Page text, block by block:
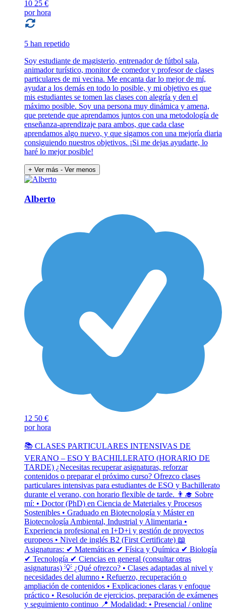
10 25 €
por hora
5 han repetido
Soy estudiante de magisterio, entrenador de fútbol sala,
animador turístico, monitor de comedor y profesor de clases
particulares de mi vecina. Me encanta dar lo mejor de mí,
ayudar a los demás en todo lo posible, y mi objetivo es que
mis estudiantes se tomen las clases con alegría y den el
máximo posible. Soy una persona muy dinámica y amena,
que pretende que aprendamos juntos con una metodología de
enseñanza-aprendizaje para ambos, que cada clase
aprendamos algo nuevo, y que sigamos con una mejoría diaria
consiguiendo nuestros objetivos. ¡Si me dejas ayudarte, lo
haré lo mejor posible!
+ Ver más - Ver menos
Alberto
12 50 €
por hora
📚 CLASES PARTICULARES INTENSIVAS DE
VERANO – ESO Y BACHILLERATO (HORARIO DE
TARDE) ¿Necesitas recuperar asignaturas, reforzar
contenidos o preparar el próximo curso? Ofrezco clases
particulares intensivas para estudiantes de ESO y Bachillerato
durante el verano, con horario flexible de tarde. 👨‍🎓 Sobre
mí: • Doctor (PhD) en Ciencia de Materiales y Procesos
Sostenibles • Graduado en Biotecnología y Máster en
Biotecnología Ambiental, Industrial y Alimentaria •
Experiencia profesional en I+D+i y gestión de proyectos
europeos • Nivel de inglés B2 (First Certificate) 📖
Asignaturas: ✔ Matemáticas ✔ Física y Química ✔ Biología
✔ Tecnología ✔ Ciencias en general (consultar otras
asignaturas) 💡 ¿Qué ofrezco? • Clases adaptadas al nivel y
necesidades del alumno • Refuerzo, recuperación o
ampliación de contenidos • Explicaciones claras y enfoque
práctico • Resolución de ejercicios, preparación de exámenes
y seguimiento continuo 📍 Modalidad: • Presencial / online